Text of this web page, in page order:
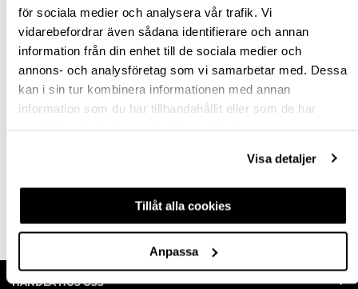
för sociala medier och analysera vår trafik. Vi
vidarebefordrar även sådana identifierare och annan
information från din enhet till de sociala medier och
annons- och analysföretag som vi samarbetar med. Dessa
kan i sin tur kombinera informationen med annan
information som du har tillhandahållit eller som de har
Visa detaljer
Tillåt alla cookies
Anpassa
GLASLÅSHUS OCH
LÅSDEL 1271
hp-22033
128,40 kr
STOPPLATTA 1290
MKR
11290125
127,95 kr
HANDLA HOS OSS